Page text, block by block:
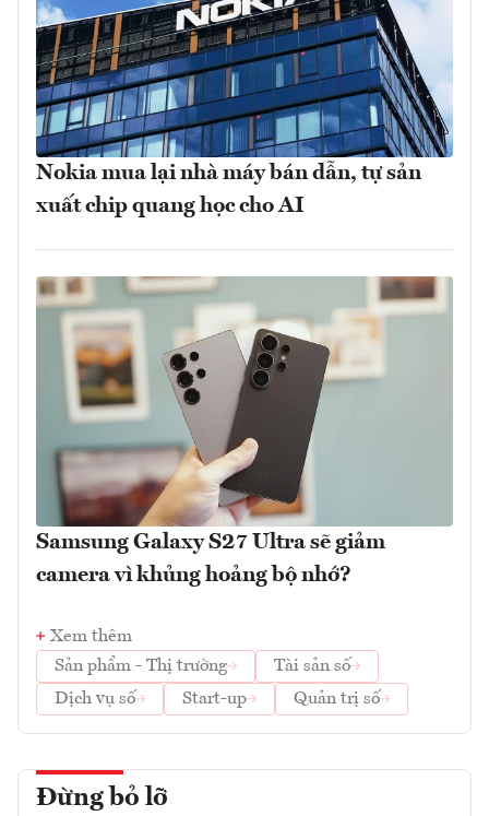
Nokia mua lại nhà máy bán dẫn, tự sản
xuất chip quang học cho AI
Samsung Galaxy S27 Ultra sẽ giảm
camera vì khủng hoảng bộ nhớ?
Xem thêm
Sản phẩm - Thị trường
Tài sản số
Dịch vụ số
Start-up Quản trị số
Đừng bỏ lỡ